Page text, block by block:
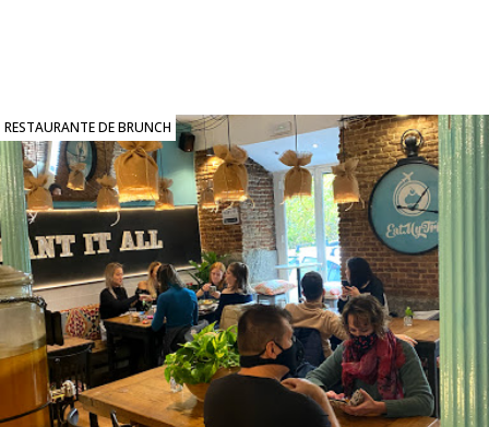
RESTAURANTE DE BRUNCH